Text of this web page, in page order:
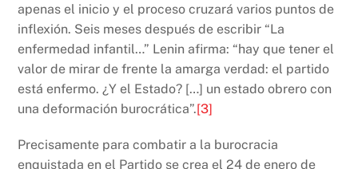
apenas el inicio y el proceso cruzará varios puntos de
inflexión. Seis meses después de escribir “La
enfermedad infantil…” Lenin afirma: “hay que tener el
valor de mirar de frente la amarga verdad: el partido
está enfermo. ¿Y el Estado? […] un estado obrero con
una deformación burocrática”.[3]
Precisamente para combatir a la burocracia
enquistada en el Partido se crea el 24 de enero de